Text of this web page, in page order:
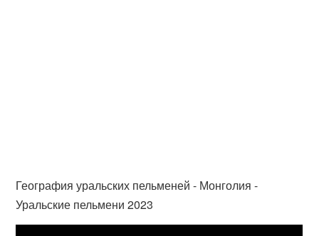
География уральских пельменей - Монголия -
Уральские пельмени 2023